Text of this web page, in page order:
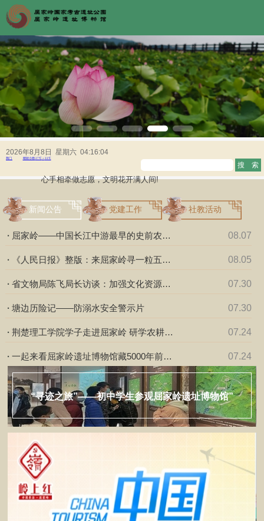
2026年8月8日 星期六 04:16:05
汇聚志愿力量 共建厚道荆门 勤勉农谷!
微光成炬，志愿同行!
志愿不分早晚，公益不论大小!
志愿精神在，人间真情浓!
心手相牵做志愿，文明花开满人间!
防诈骗，从细节做起，让我们一起提高警惕。
诈骗无情，守护钱袋子，全民反诈有情。
面对诈骗，保持清醒；积极防范，有我无敌。
提高警惕，防范诈骗从我做起。
新闻公告 党建工作 社教活动
· 屈家岭——中国长江中游最早的史前农业
08.07
·
《人民日报》整版：来屈家岭寻一粒五千
08.05
· 省文物局陈飞局长访谈：加强文化资源保
07.30
· 塘边历险记——防溺水安全警示片 07.30
· 荆楚理工学院学子走进屈家岭 研学农耕文
07.24
· 一起来看屈家岭遗址博物馆藏5000年前的
稻谷！
07.24
走进屈家岭，感受“土与火的艺术””